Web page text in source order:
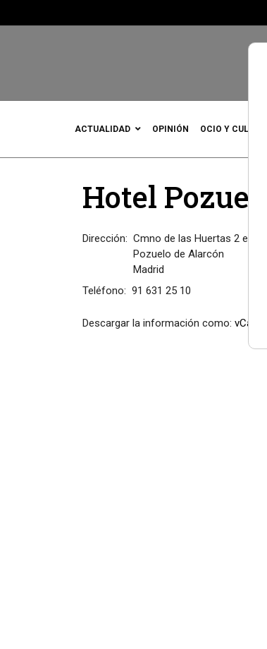
ACTUALIDAD OPINIÓN OCIO Y CULTURA
Hotel Pozuelo.
Dirección: Cmno de las Huertas 2 edif.5
Pozuelo de Alarcón
Madrid
Teléfono: 91 631 25 10
Descargar la información como: vCard